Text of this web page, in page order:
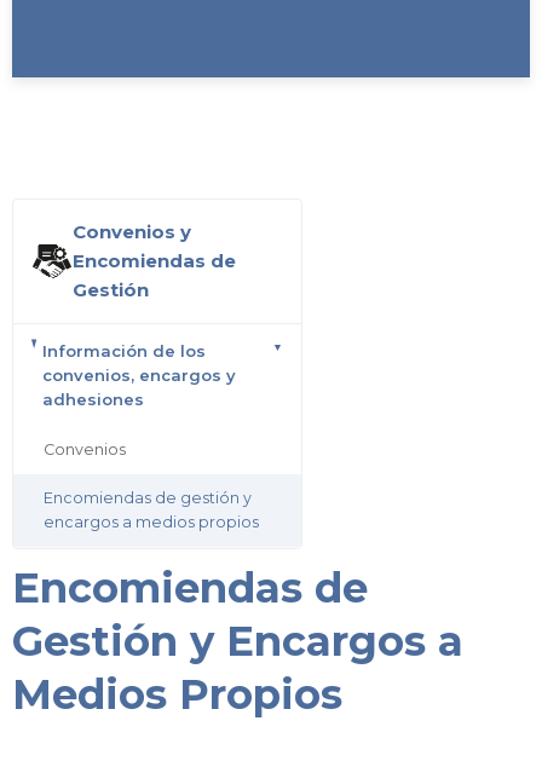
Convenios y
Encomiendas de
Gestión
Información de los
convenios, encargos y
adhesiones
Convenios
Encomiendas de gestión y
encargos a medios propios
Encomiendas de
Gestión y Encargos a
Medios Propios